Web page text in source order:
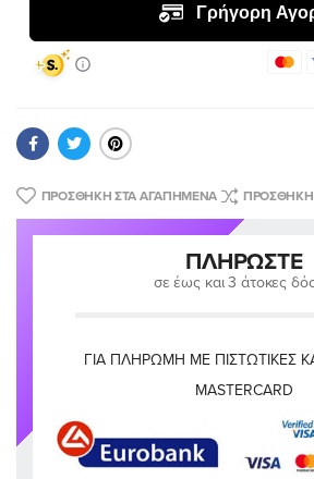
ΠΡΟΣΘΉΚΗ ΣΤΑ ΑΓΑΠΗΜΈΝΑ ΠΡΟΣΘΉΚΗ
ΠΛΗΡΏΣΤΕ
σε έως και 3 άτοκες
ΓΙΑ ΠΛΗΡΩΜΉ ΜΕ ΠΙΣΤΩΤΙΚΈΣ
MASTERCARD